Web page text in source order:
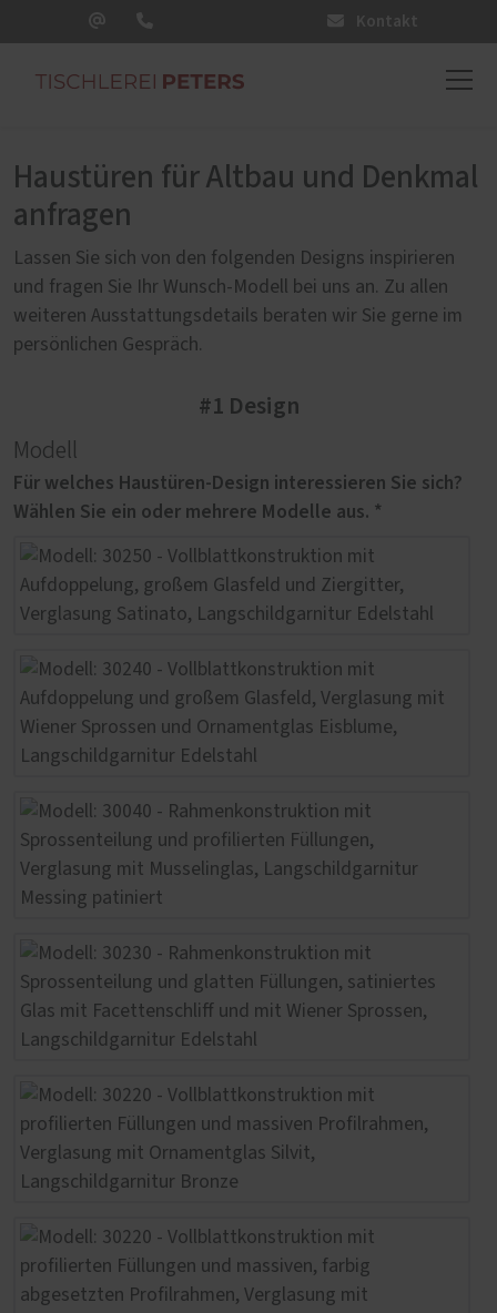
Kontakt
Haustüren für Altbau und Denkmal
anfragen
Lassen Sie sich von den folgenden Designs inspirieren
und fragen Sie Ihr Wunsch-Modell bei uns an. Zu allen
weiteren Ausstattungsdetails beraten wir Sie gerne im
persönlichen Gespräch.
#1 Design
Modell
Für welches Haustüren-Design interessieren Sie sich?
Wählen Sie ein oder mehrere Modelle aus. *